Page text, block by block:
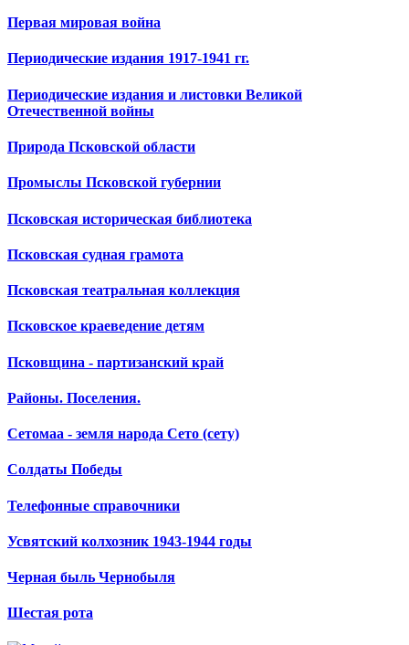
Первая мировая война
Периодические издания 1917-1941 гг.
Периодические издания и листовки Великой
Отечественной войны
Природа Псковской области
Промыслы Псковской губернии
Псковская историческая библиотека
Псковская судная грамота
Псковская театральная коллекция
Псковское краеведение детям
Псковщина - партизанский край
Районы. Поселения.
Сетомаа - земля народа Сето (сету)
Солдаты Победы
Телефонные справочники
Усвятский колхозник 1943-1944 годы
Черная быль Чернобыля
Шестая рота